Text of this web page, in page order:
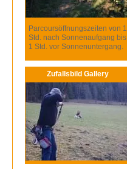
Parcoursöffnungszeiten von 1
Std. nach Sonnenaufgang bis
1 Std. vor Sonnenuntergang.
Zufallsbild Gallery